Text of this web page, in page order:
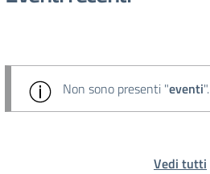
Non sono presenti "eventi".
Vedi tutti